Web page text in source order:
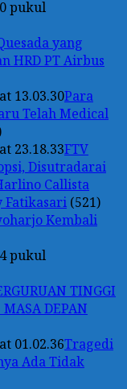
yang
HRD PT Airbus
Para
Telah Medical
FTV
Disutradarai
Callista
Fatikasari (521)
Kembali
TINGGI
DEPAN
Tragedi
Ada Tidak